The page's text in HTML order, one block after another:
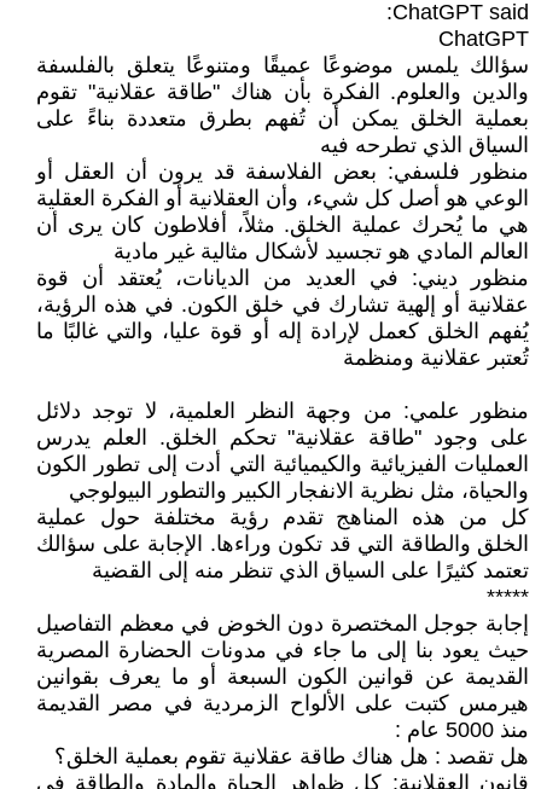
ChatGPT said:
ChatGPT
سؤالك يلمس موضوعًا عميقًا ومتنوعًا يتعلق بالفلسفة
والدين والعلوم. الفكرة بأن هناك "طاقة عقلانية" تقوم
بعملية الخلق يمكن أن تُفهم بطرق متعددة بناءً على
السياق الذي تطرحه فيه
منظور فلسفي: بعض الفلاسفة قد يرون أن العقل أو
الوعي هو أصل كل شيء، وأن العقلانية أو الفكرة العقلية
هي ما يُحرك عملية الخلق. مثلاً، أفلاطون كان يرى أن
العالم المادي هو تجسيد لأشكال مثالية غير مادية
منظور ديني: في العديد من الديانات، يُعتقد أن قوة
عقلانية أو إلهية تشارك في خلق الكون. في هذه الرؤية،
يُفهم الخلق كعمل لإرادة إله أو قوة عليا، والتي غالبًا ما
تُعتبر عقلانية ومنظمة
منظور علمي: من وجهة النظر العلمية، لا توجد دلائل
على وجود "طاقة عقلانية" تحكم الخلق. العلم يدرس
العمليات الفيزيائية والكيميائية التي أدت إلى تطور الكون
والحياة، مثل نظرية الانفجار الكبير والتطور البيولوجي
كل من هذه المناهج تقدم رؤية مختلفة حول عملية
الخلق والطاقة التي قد تكون وراءها. الإجابة على سؤالك
تعتمد كثيرًا على السياق الذي تنظر منه إلى القضية
*****
إجابة جوجل المختصرة دون الخوض في معظم التفاصيل
حيث يعود بنا إلى ما جاء في مدونات الحضارة المصرية
القديمة عن قوانين الكون السبعة أو ما يعرف بقوانين
هيرمس كتبت على الألواح الزمردية في مصر القديمة
منذ 5000 عام :
هل تقصد : هل هناك طاقة عقلانية تقوم بعملية الخلق؟
قانون العقلانية: كل ظواهر الحياة والمادة والطاقة في